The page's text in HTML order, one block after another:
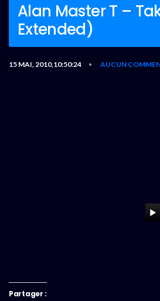
Alan Master T –
Extended)
15 MAI, 2010,10:50:24 • AUCUN
Partager :